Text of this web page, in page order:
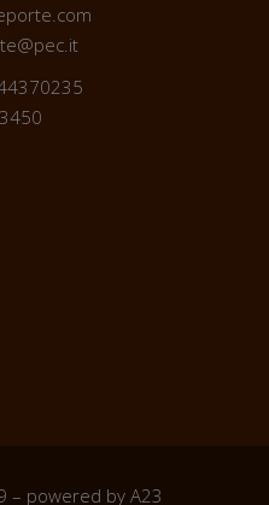
– powered by A23